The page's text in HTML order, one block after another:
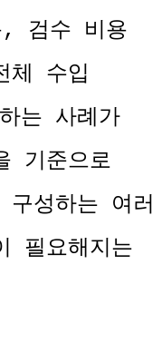
, 검수 비용
체 수입
는 사례가
기준으로
성하는 여러
필요해지는